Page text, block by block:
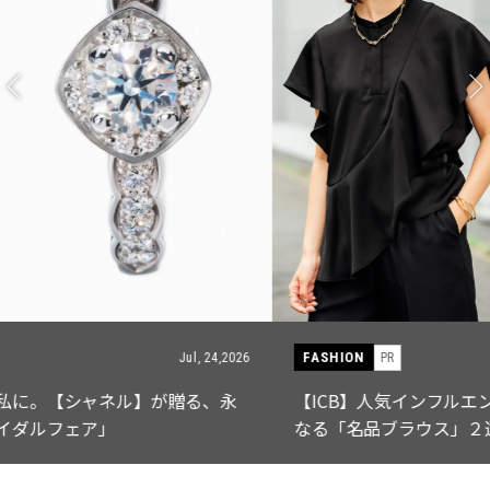
【ICB】人気インフルエンサーと共同制作! 週5で着たく
なる「名品ブラウス」２選